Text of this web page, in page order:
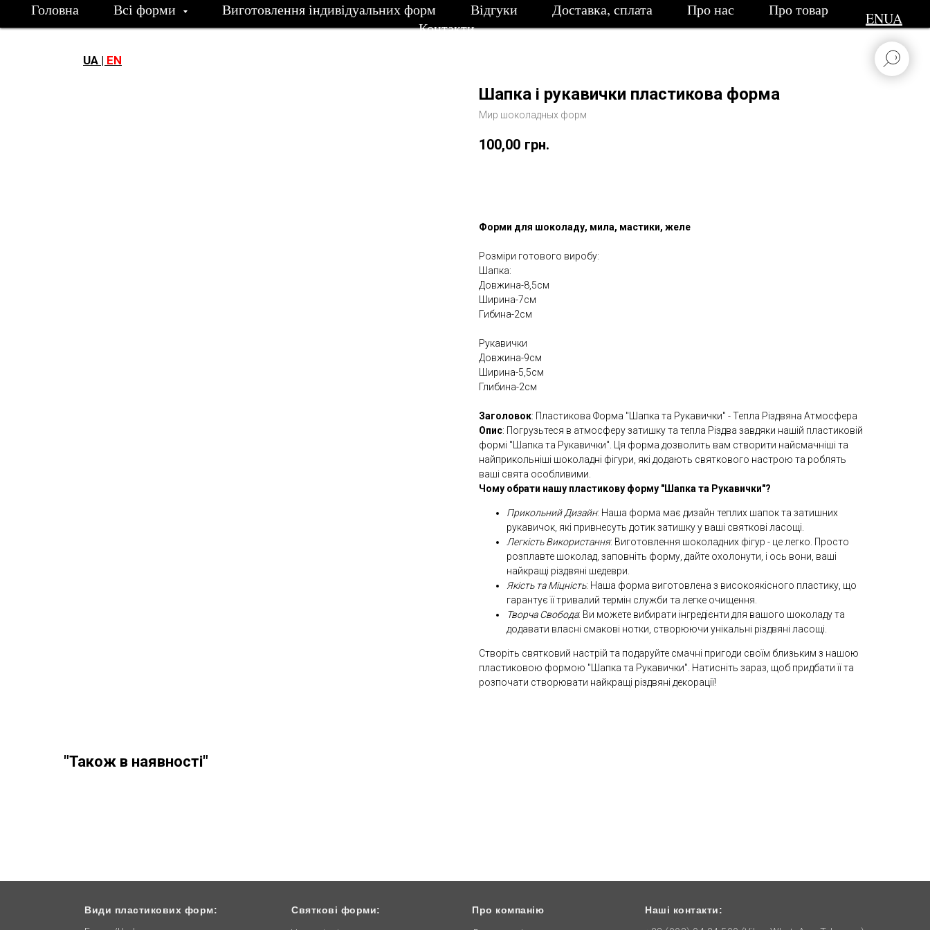
Головна Всі форми Виготовлення індивідуальних форм Відгуки Доставка, сплата Про нас
Про товар
Контакти
ENUA
UA | EN
Шапка і рукавички пластикова форма
Мир шоколадных форм
100,00 грн.
Форми для шоколаду, мила, мастики, желе
Розміри готового виробу:
Шапка:
Довжина-8,5см
Ширина-7см
Гибина-2см
Рукавички
Довжина-9см
Ширина-5,5см
Глибина-2см
Заголовок: Пластикова Форма "Шапка та Рукавички" - Тепла Різдвяна Атмосфера
Опис: Погрузьтеся в атмосферу затишку та тепла Різдва завдяки нашій пластиковій
формі "Шапка та Рукавички". Ця форма дозволить вам створити найсмачніші та
найприкольніші шоколадні фігури, які додають святкового настрою та роблять
ваші свята особливими.
Чому обрати нашу пластикову форму "Шапка та Рукавички"?
Прикольний Дизайн: Наша форма має дизайн теплих шапок та затишних
рукавичок, які привнесуть дотик затишку у ваші святкові ласощі.
Легкість Використання: Виготовлення шоколадних фігур - це легко. Просто
розплавте шоколад, заповніть форму, дайте охолонути, і ось вони, ваші
найкращі різдвяні шедеври.
Якість та Міцність: Наша форма виготовлена з високоякісного пластику, що
гарантує її тривалий термін служби та легке очищення.
Творча Свобода: Ви можете вибирати інгредієнти для вашого шоколаду та
додавати власні смакові нотки, створюючи унікальні різдвяні ласощі.
Створіть святковий настрій та подаруйте смачні пригоди своїм близьким з нашою
пластиковою формою "Шапка та Рукавички". Натисніть зараз, щоб придбати її та
розпочати створювати найкращі різдвяні декорації!
"Також в наявності"
Види пластикових форм: Святкові форми: Наші контакти:
Про компанію